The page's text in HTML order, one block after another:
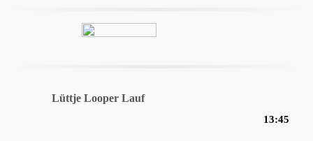
Lüttje Looper Lauf
13:45